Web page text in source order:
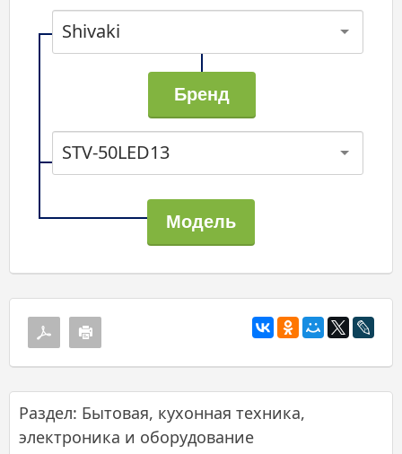
Shivaki
STV-50LED13
Раздел: Бытовая, кухонная техника,
электроника и оборудование